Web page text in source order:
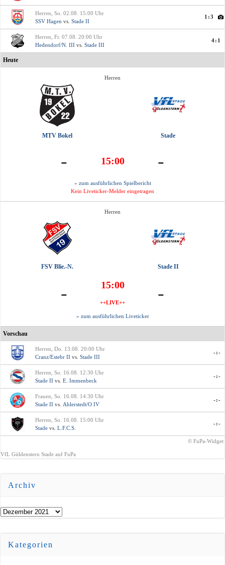
Herren, So. 02.08. 15:00 Uhr
SSV Hagen vs. Stade II
1:3
Herren, Fr. 07.08. 20:00 Uhr
Hedendorf/N. III vs. Stade III
4:1
Heute
Herren
MTV Bokel Stade
- 15:00 -
» zum ausführlichen Spielbericht
Kein Liveticker-Melder eingetragen
Herren
FSV Blie.-N. Stade II
- 15:00
++LIVE++ -
» zum ausführlichen Liveticker
Vorschau
Herren, Do. 13.08. 20:00 Uhr
Cranz/Estebr II vs. Stade III
-:-
Herren, So. 16.08. 12:30 Uhr
Stade II vs. E. Immenbeck
-:-
Frauen, So. 16.08. 14:30 Uhr
Stade II vs. Ahlerstedt/O IV
-:-
Herren, So. 16.08. 15:00 Uhr
Stade vs. L.F.C.S.
-:-
© FuPa-Widget
VfL Güldenstern Stade auf FuPa
Archiv
Archiv
Kategorien